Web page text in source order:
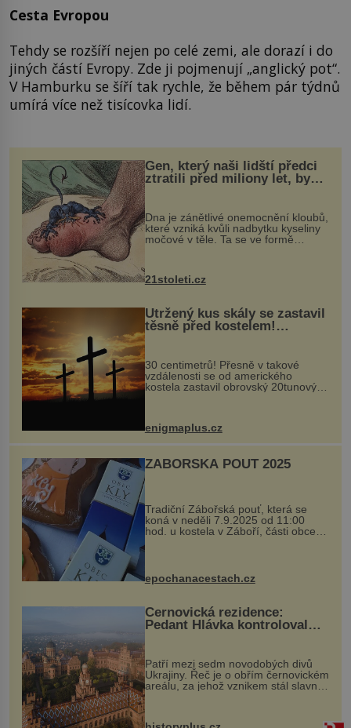
Cesta Evropou
Tehdy se rozšíří nejen po celé zemi, ale dorazí i do
jiných částí Evropy. Zde ji pojmenují „anglický pot“.
V Hamburku se šíří tak rychle, že během pár týdnů
umírá více než tisícovka lidí.
Gen, který naši lidští předci
ztratili před miliony let, by
mohl pomoci s léčbou
„nemoci králů“
Dna je zánětlivé onemocnění kloubů,
které vzniká kvůli nadbytku kyseliny
močové v těle. Ta se ve formě
nohou, a způsobuje bole...
21stoleti.cz
Utržený kus skály se zastavil
těsně před kostelem!
Ochránila ho boží síla?
30 centimetrů! Přesně v takové
vzdálenosti se od amerického
kostela zastavil obrovský 20tunový
...
enigmaplus.cz
ZÁBOŘSKÁ POUŤ 2025
Tradiční Zábořská pouť, která se
koná v neděli 7.9.2025 od 11:00
hod. u kostela v Záboří, části obce
Kly u Mělníka. V programu naleznete
komentovanou prohlídku kostela,
epochanacestach.cz
Černovická rezidence:
Pedant Hlávka kontroloval
Patří mezi sedm novodobých divů
Ukrajiny. Řeč je o obřím černovickém
areálu, za jehož vznikem stál slavný
český architekt Josef Hlávka. Ten si
na něm dal mimořádně záležet. Jeho